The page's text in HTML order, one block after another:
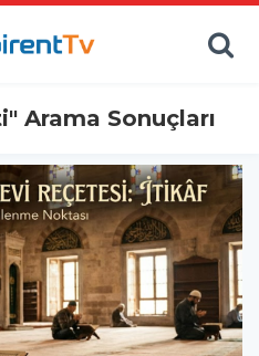
Arama Sonuçları